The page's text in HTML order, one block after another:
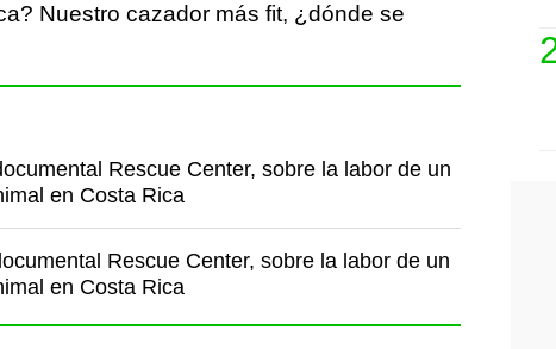
Nuestro cazador más fit, ¿dónde se
Rescue Center, sobre la labor de un
en Costa Rica
Rescue Center, sobre la labor de un
en Costa Rica